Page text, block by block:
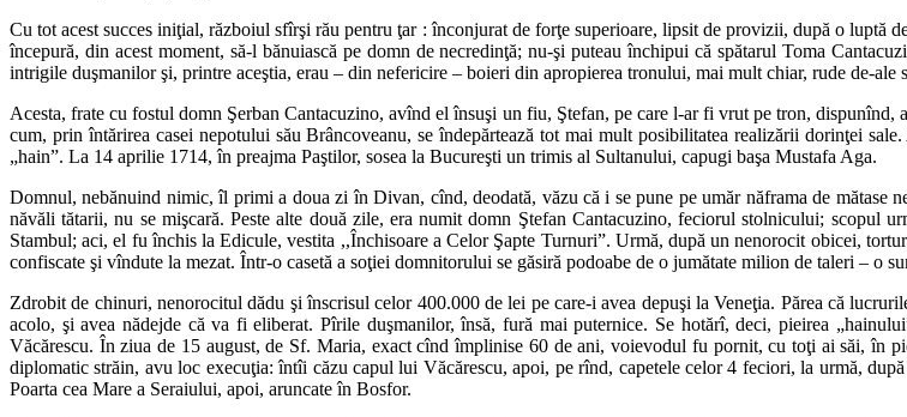
Cu tot acest succes iniţial, războiul sfîrşi rău pentru ţar : înconjurat de forţe superioare, lipsit de provizii, după o luptă
începură, din acest moment, să-l bănuiască pe domn de necredinţă; nu-şi puteau închipui că spătarul Toma
intrigile duşmanilor şi, printre aceştia, erau – din nefericire – boieri din apropierea tronului, mai mult chiar, rude de-ale
Acesta, frate cu fostul domn Şerban Cantacuzino, avînd el însuşi un fiu, Ştefan, pe care l-ar fi vrut pe tron,
cum, prin întărirea casei nepotului său Brâncoveanu, se îndepărtează tot mai mult posibilitatea realizării dorinţei
„hain”. La 14 aprilie 1714, în preajma Paştilor, sosea la Bucureşti un trimis al Sultanului, capugi başa Mustafa Aga.
Domnul, nebănuind nimic, îl primi a doua zi în Divan, cînd, deodată, văzu că i se pune pe umăr năframa de
năvăli tătarii, nu se mişcară. Peste alte două zile, era numit domn Ştefan Cantacuzino, feciorul stolnicului; scopul
Stambul; aci, el fu închis la Edicule, vestita ,,Închisoare a Celor Şapte Turnuri”. Urmă, după un nenorocit obicei,
confiscate şi vîndute la mezat. Într-o casetă a soţiei domnitorului se găsiră podoabe de o jumătate milion de taleri – o
Zdrobit de chinuri, nenorocitul dădu şi înscrisul celor 400.000 de lei pe care-i avea depuşi la Veneţia. Părea că
acolo, şi avea nădejde că va fi eliberat. Pîrile duşmanilor, însă, fură mai puternice. Se hotărî, deci, pieirea
Văcărescu. În ziua de 15 august, de Sf. Maria, exact cînd împlinise 60 de ani, voievodul fu pornit, cu toţi ai săi, în
diplomatic străin, avu loc execuţia: întîi căzu capul lui Văcărescu, apoi, pe rînd, capetele celor 4 feciori, la urmă,
Poarta cea Mare a Seraiului, apoi, aruncate în Bosfor.